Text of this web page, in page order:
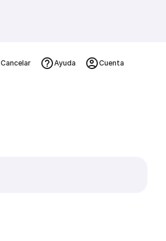
Cancelar Ayuda Cuenta